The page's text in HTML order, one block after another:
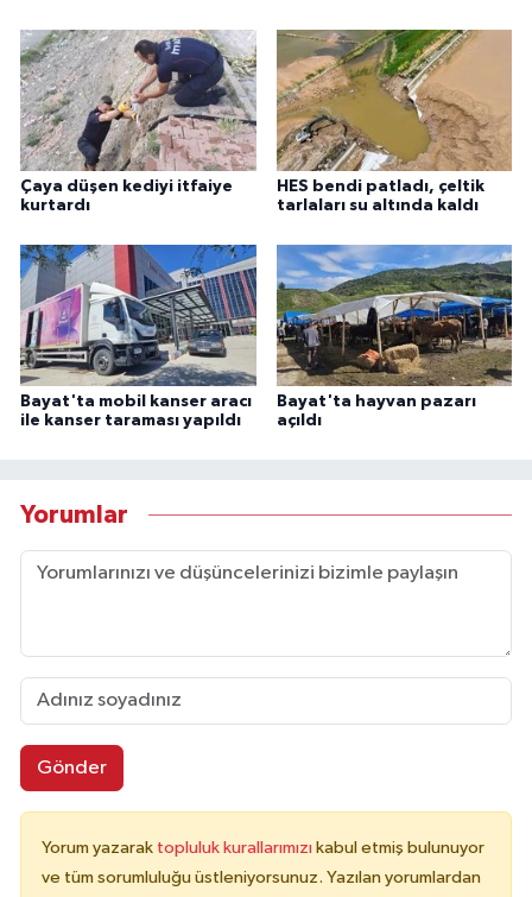
Çaya düşen kediyi itfaiye
kurtardı
HES bendi patladı, çeltik
tarlaları su altında kaldı
Bayat'ta mobil kanser aracı
ile kanser taraması yapıldı
Bayat'ta hayvan pazarı
açıldı
Yorumlar
Gönder
Yorum yazarak topluluk kurallarımızı kabul etmiş bulunuyor
ve tüm sorumluluğu üstleniyorsunuz. Yazılan yorumlardan